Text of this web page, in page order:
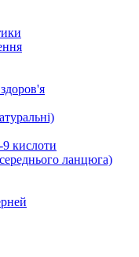
кислоти
ланцюга)